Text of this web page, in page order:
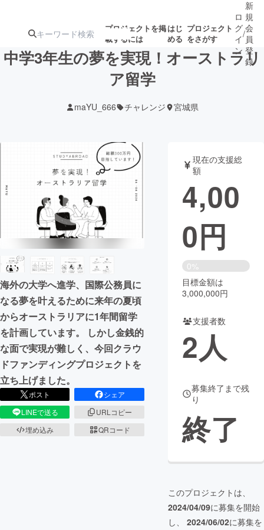
プロジェクトを掲
載するには
はじ
める
プロジェクト
をさがす
ターン
ジェクト
募集終了が近いプ
ロジェクト
アート・写真 音楽
テクノロジー・ガジェット ゲーム・サ
映像・映画 書籍・雑誌
ビジネス・起業 チャレンジ
まちづくり・地域活性化
CAMPFIRE for Social Good
CAMPFIRE Creation
CAMPFIREふるさと納税machi-ya コミュニティ
ロ
グ
イ
ン
/
新
規
会
員
登
録
中学3年生の夢を実現！オーストラリ
ア留学
maYU_666 チャレンジ 宮城県
海外の大学へ進学、国際公務員に
なる夢を叶えるために来年の夏頃
からオーストラリアに1年間留学
を計画しています。 しかし金銭的
な面で実現が難しく、今回クラウ
ドファンディングプロジェクトを
立ち上げました。
ポスト
シェア
LINEで送る
URLコピー
埋め込み
QRコード
現在の支援総
額
4,00
0円
0%
目標金額は
3,000,000円
支援者数
2人
募集終了まで残
り
終了
このプロジェクトは、
2024/04/09に募集を開始
し、 2024/06/02に募集を